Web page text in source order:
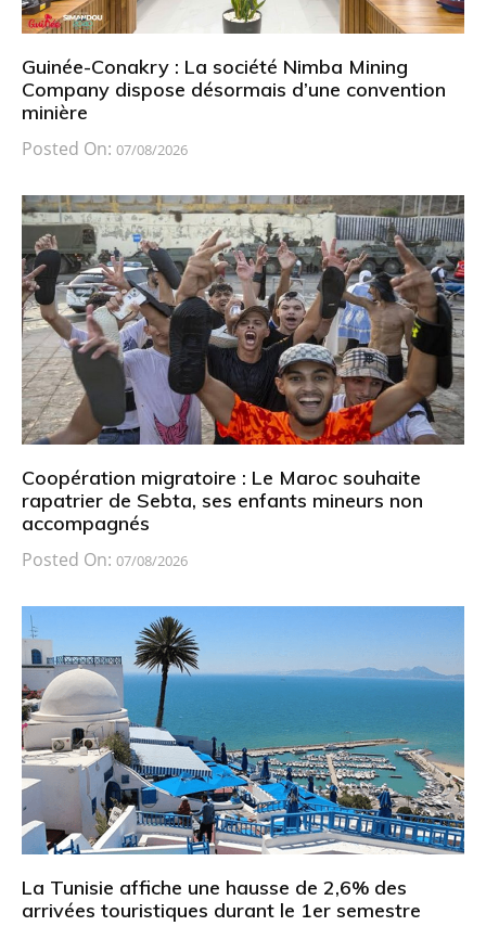
Guinée-Conakry : La société Nimba Mining
Company dispose désormais d’une convention
minière
Posted On: 07/08/2026
Coopération migratoire : Le Maroc souhaite
rapatrier de Sebta, ses enfants mineurs non
accompagnés
Posted On: 07/08/2026
La Tunisie affiche une hausse de 2,6% des
arrivées touristiques durant le 1er semestre